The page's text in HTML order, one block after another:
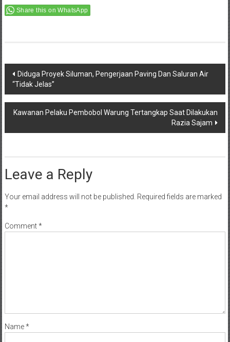
Share this on WhatsApp
Post
navigation
Diduga Proyek Siluman, Pengerjaan Paving Dan Saluran Air
“Tidak Jelas”
Kawanan Pelaku Pembobol Warung Tertangkap Saat Dilakukan
Razia Sajam
Leave a Reply
Your email address will not be published. Required fields are marked
*
Comment*
Name*